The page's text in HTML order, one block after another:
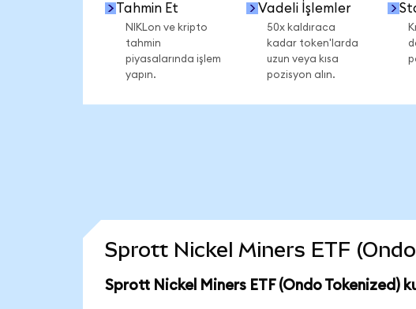
Tahmin Et
NIKLon ve kripto
tahmin
piyasalarında işlem
yapın.
Vadeli İşlemler
50x kaldıraca
kadar token'larda
uzun veya kısa
pozisyon alın.
Sprott Nickel Miners ETF
Sprott Nickel Miners ETF (Ondo Tokenized)